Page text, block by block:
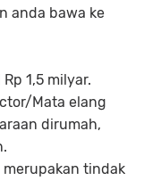
anda bawa ke
1,5 milyar.
Mata elang
dirumah,
tindak